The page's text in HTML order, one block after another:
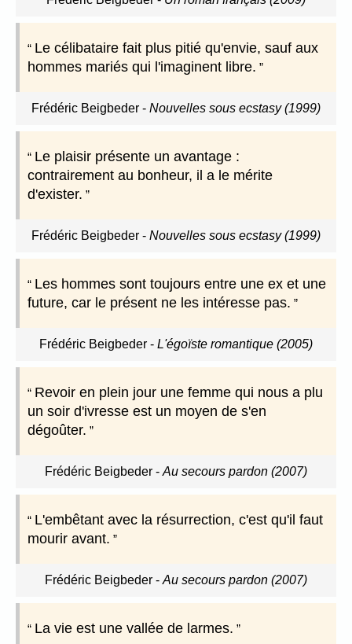
Le célibataire fait plus pitié qu'envie, sauf aux
hommes mariés qui l'imaginent libre.
Frédéric Beigbeder - Nouvelles sous ecstasy (1999)
Le plaisir présente un avantage :
contrairement au bonheur, il a le mérite
d'exister.
Frédéric Beigbeder - Nouvelles sous ecstasy (1999)
Les hommes sont toujours entre une ex et une
future, car le présent ne les intéresse pas.
Frédéric Beigbeder - L'égoïste romantique (2005)
Revoir en plein jour une femme qui nous a plu
un soir d'ivresse est un moyen de s'en
dégoûter.
Frédéric Beigbeder - Au secours pardon (2007)
L'embêtant avec la résurrection, c'est qu'il faut
mourir avant.
Frédéric Beigbeder - Au secours pardon (2007)
La vie est une vallée de larmes.